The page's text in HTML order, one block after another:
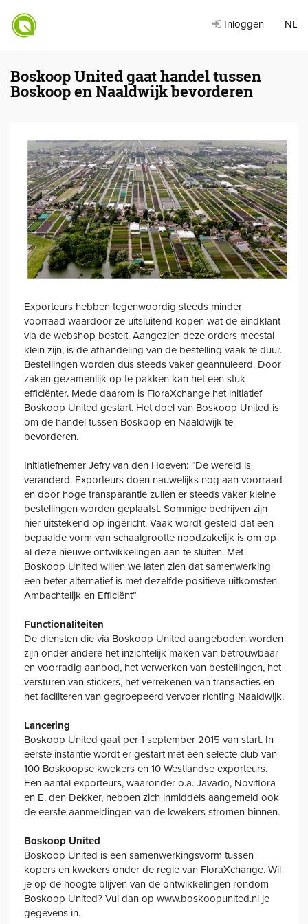
Inloggen NL
Boskoop United gaat handel tussen
Boskoop en Naaldwijk bevorderen
Exporteurs hebben tegenwoordig steeds minder
voorraad waardoor ze uitsluitend kopen wat de eindklant
via de webshop bestelt. Aangezien deze orders meestal
klein zijn, is de afhandeling van de bestelling vaak te duur.
Bestellingen worden dus steeds vaker geannuleerd. Door
zaken gezamenlijk op te pakken kan het een stuk
efficiënter. Mede daarom is FloraXchange het initiatief
Boskoop United gestart. Het doel van Boskoop United is
om de handel tussen Boskoop en Naaldwijk te
bevorderen.
Initiatiefnemer Jefry van den Hoeven: “De wereld is
veranderd. Exporteurs doen nauwelijks nog aan voorraad
en door hoge transparantie zullen er steeds vaker kleine
bestellingen worden geplaatst. Sommige bedrijven zijn
hier uitstekend op ingericht. Vaak wordt gesteld dat een
bepaalde vorm van schaalgrootte noodzakelijk is om op
al deze nieuwe ontwikkelingen aan te sluiten. Met
Boskoop United willen we laten zien dat samenwerking
een beter alternatief is met dezelfde positieve uitkomsten.
Ambachtelijk en Efficiënt”
Functionaliteiten
De diensten die via Boskoop United aangeboden worden
zijn onder andere het inzichtelijk maken van betrouwbaar
en voorradig aanbod, het verwerken van bestellingen, het
versturen van stickers, het verrekenen van transacties en
het faciliteren van gegroepeerd vervoer richting Naaldwijk.
Lancering
Boskoop United gaat per 1 september 2015 van start. In
eerste instantie wordt er gestart met een selecte club van
100 Boskoopse kwekers en 10 Westlandse exporteurs.
Een aantal exporteurs, waaronder o.a. Javado, Noviflora
en E. den Dekker, hebben zich inmiddels aangemeld ook
de eerste aanmeldingen van de kwekers stromen binnen.
Boskoop United
Boskoop United is een samenwerkingsvorm tussen
kopers en kwekers onder de regie van FloraXchange. Wil
je op de hoogte blijven van de ontwikkelingen rondom
Boskoop United? Vul dan op www.boskoopunited.nl je
gegevens in.